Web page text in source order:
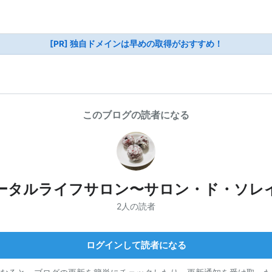
[PR] 独自ドメインは早めの取得がおすすめ！
このブログの読者になる
タルライフサロン〜サロン・ド・ソレ
2人の読者
ログインして読者になる